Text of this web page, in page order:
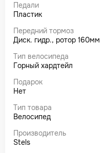
Педали
Пластик
Передний тормоз
Диск. гидр., ротор 160мм
Тип велосипеда
Горный хардтейл
Подарок
Нет
Тип товара
Велосипед
Производитель
Stels